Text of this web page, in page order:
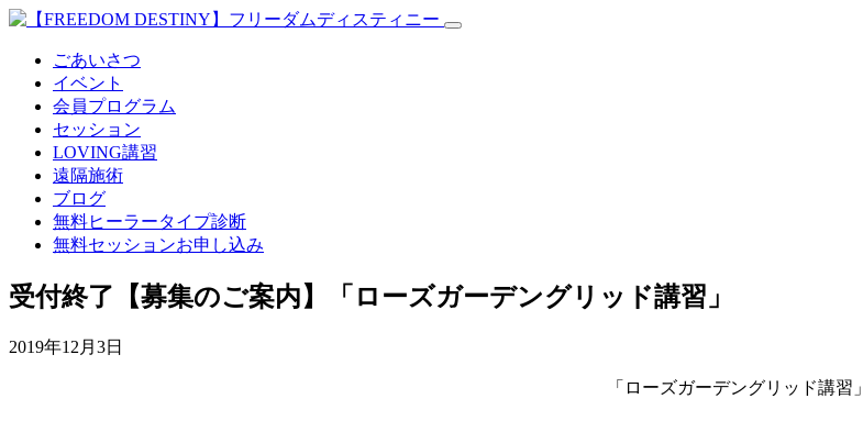
ごあいさつ
イベント
会員プログラム
セッション
LOVING講習
遠隔施術
ブログ
無料ヒーラータイプ診断
無料セッションお申し込み
受付終了【募集のご案内】「ローズガーデングリッド講習」
2019年12月3日
「ローズガーデングリッド講習」